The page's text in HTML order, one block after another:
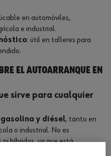
en automóviles,
e industrial.
: útil en talleres para
el autoarranque en
sirve para cualquier
gasolina y diésel, tanto en
o industrial. No es
híbridos, ya que está